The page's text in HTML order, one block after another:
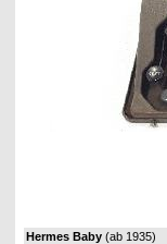
Hermes Baby (ab 1935)